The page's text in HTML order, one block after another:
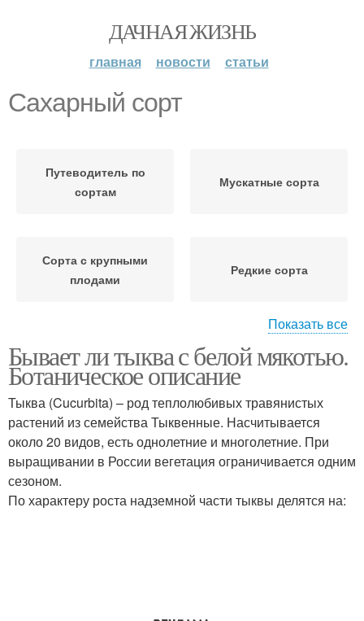
ДАЧНАЯ ЖИЗНЬ
главная новости статьи
Сахарный сорт
Путеводитель по
сортам
Мускатные сорта
Сорта с крупными
плодами
Редкие сорта
Необычные сорта Сахарная булава
Показать все
Бывает ли тыква с белой мякотью.
Ботаническое описание
Тыква (Cucurbita) – род теплолюбивых травянистых
растений из семейства Тыквенные. Насчитывается
около 20 видов, есть однолетние и многолетние. При
выращивании в России вегетация ограничивается одним
сезоном.
По характеру роста надземной части тыквы делятся на: